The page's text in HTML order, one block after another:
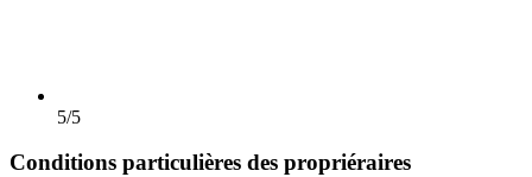
5/5
Conditions particulières des propriéraires